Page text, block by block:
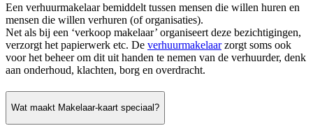
Een verhuurmakelaar bemiddelt tussen mensen die willen huren en
mensen die willen verhuren (of organisaties).
Net als bij een ‘verkoop makelaar’ organiseert deze bezichtigingen,
verzorgt het papierwerk etc. De verhuurmakelaarzorgt soms ook
voor het beheer om dit uit handen te nemen van de verhuurder, denk
aan onderhoud, klachten, borg en overdracht.
Wat maakt Makelaar-kaart speciaal?